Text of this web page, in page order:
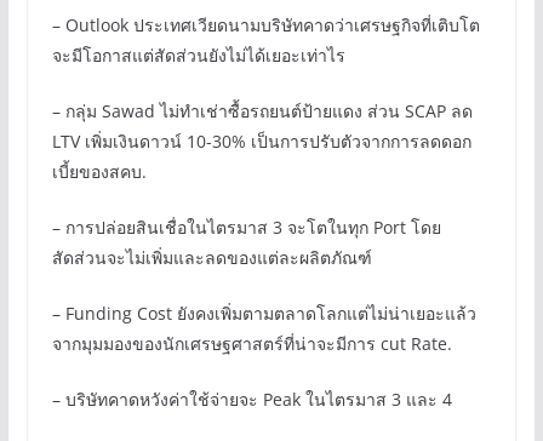
– Outlook ประเทศเวียดนามบริษัทคาดว่าเศรษฐกิจที่เติบโต
จะมีโอกาสแต่สัดส่วนยังไม่ได้เยอะเท่าไร
– กลุ่ม Sawad ไม่ทำเช่าซื้อรถยนต์ป้ายแดง ส่วน SCAP ลด
LTV เพิ่มเงินดาวน์ 10-30% เป็นการปรับตัวจากการลดดอก
เบี้ยของสคบ.
– การปล่อยสินเชื่อในไตรมาส 3 จะโตในทุก Port โดย
สัดส่วนจะไม่เพิ่มและลดของแต่ละผลิตภัณฑ์
– Funding Cost ยังคงเพิ่มตามตลาดโลกแต่ไม่น่าเยอะแล้ว
จากมุมมองของนักเศรษฐศาสตร์ที่น่าจะมีการ cut Rate.
– บริษัทคาดหวังค่าใช้จ่ายจะ Peak ในไตรมาส 3 และ 4